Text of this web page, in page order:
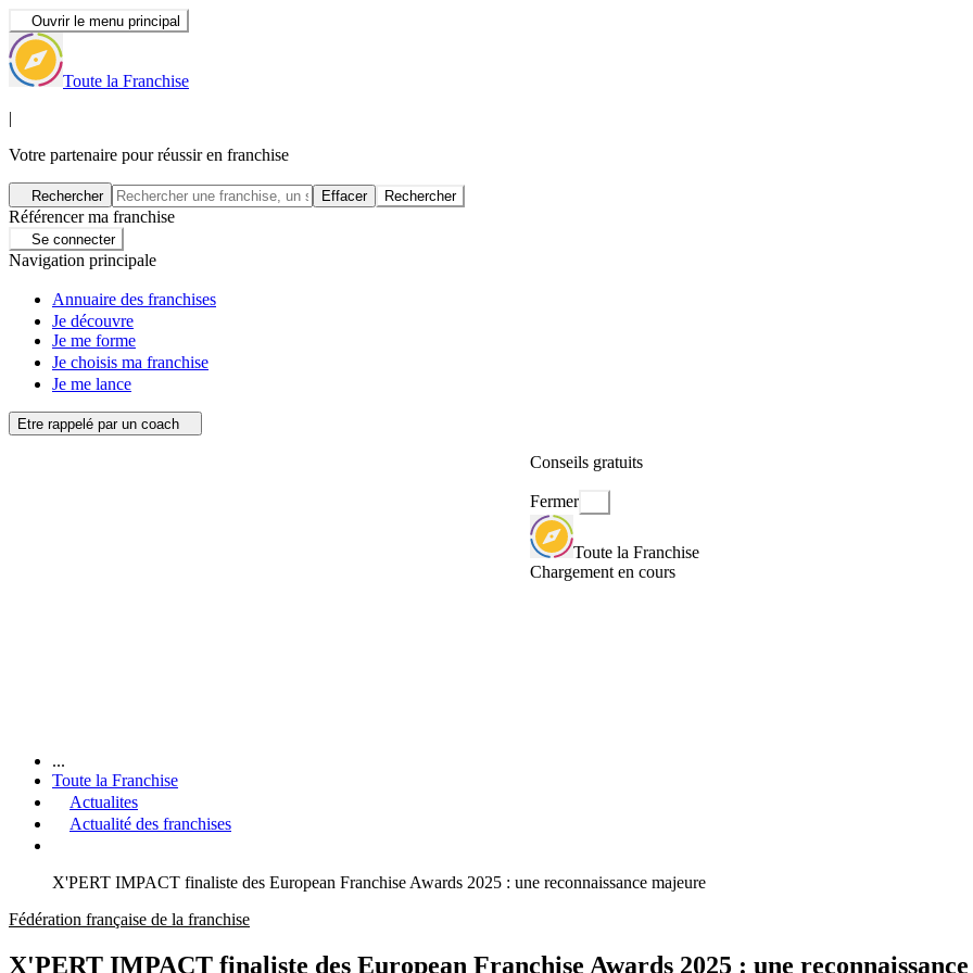
Ouvrir le menu principal
Toute la Franchise
|
Votre partenaire pour réussir en franchise
Rechercher Effacer Rechercher
Référencer ma franchise
Se connecter
Navigation principale
Annuaire des franchises
Je découvre
Je me forme
Je choisis ma franchise
Je me lance
Etre rappelé par un coach
Conseils gratuits
Fermer
Toute la Franchise
Chargement en cours
...
Toute la Franchise
Actualites
Actualité des franchises
X'PERT IMPACT finaliste des European Franchise Awards 2025 : une reconnaissance majeure
Fédération française de la franchise
X'PERT IMPACT finaliste des European Franchise Awards 2025 : une